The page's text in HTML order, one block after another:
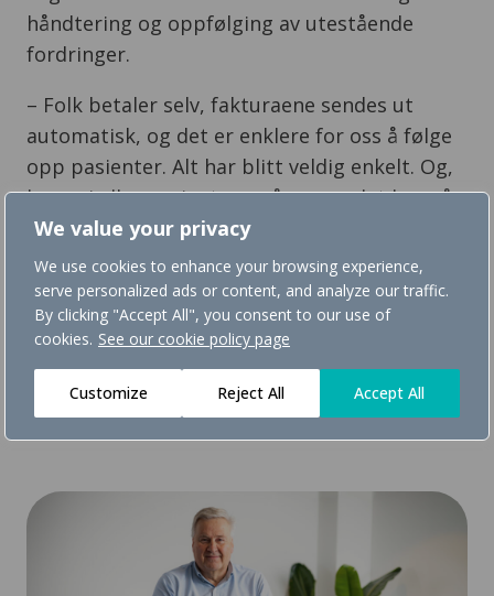
We value your privacy
We use cookies to enhance your browsing experience,
serve personalized ads or content, and analyze our traffic.
By clicking "Accept All", you consent to our use of
cookies. See our cookie policy page
Customize Reject All Accept All
håndtering og oppfølging av utestående
fordringer.
– Folk betaler selv, fakturaene sendes ut
automatisk, og det er enklere for oss å følge
opp pasienter. Alt har blitt veldig enkelt. Og,
lurer vi eller pasientene på noe er det bare å
ringe Convene, sier Olsen.
Godt fornøyd med Convene
Forenkling av pasientadministrasjon betyr
mer tid til behandling av pasienter. Det er
legene på Legevakt Aker godt fornøyd med.